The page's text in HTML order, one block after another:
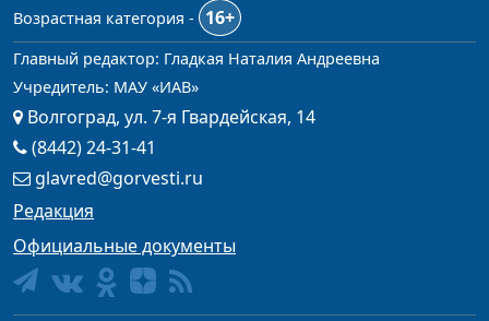
Возрастная категория -
16+
Главный редактор: Гладкая Наталия Андреевна
Учредитель: МАУ «ИАВ»
Волгоград, ул. 7-я Гвардейская, 14
(8442) 24-31-41
glavred@gorvesti.ru
Редакция
Официальные документы